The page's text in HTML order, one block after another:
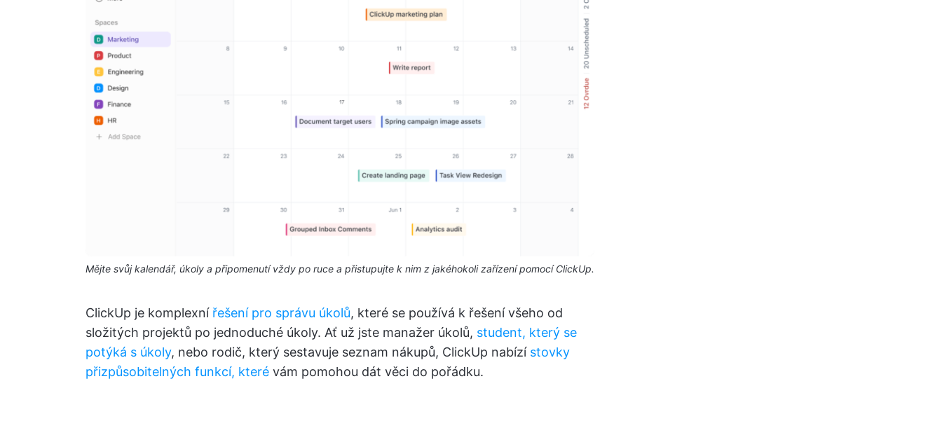
Mějte svůj kalendář, úkoly a připomenutí vždy po ruce a přistupujte k nim z jakéhokoli zařízení pomocí ClickUp.
ClickUp je komplexní řešení pro správu úkolů, které se používá k řešení všeho od
složitých projektů po jednoduché úkoly. Ať už jste manažer úkolů, student, který se
potýká s úkoly, nebo rodič, který sestavuje seznam nákupů, ClickUp nabízí stovky
přizpůsobitelných funkcí, které vám pomohou dát věci do pořádku.